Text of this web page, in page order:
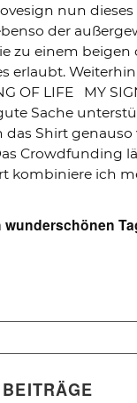
nun
der
zu einem
erlaubt.
OF LIFE MY
Sache
Shirt
Crowdfunding
kombiniere ich